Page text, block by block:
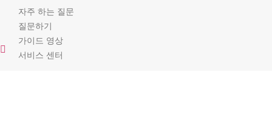
자주 하는 질문
질문하기
가이드 영상
서비스 센터